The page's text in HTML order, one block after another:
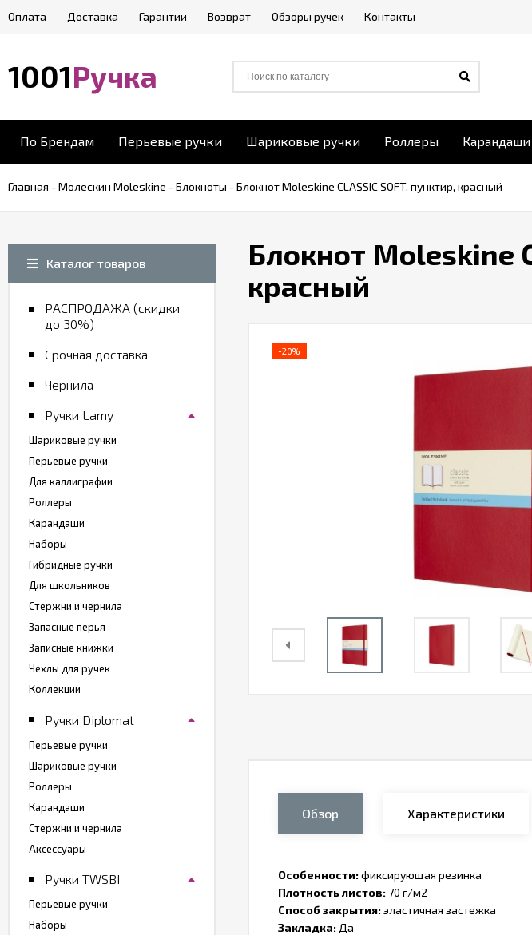
Оплата Доставка Гарантии Возврат Обзоры ручек Контакты
1001Ручка
По Брендам Перьевые ручки Шариковые ручки Роллеры Карандаши
Главная -Молескин Moleskine -Блокноты -Блокнот Moleskine CLASSIC SOFT, пунктир, красный
Блокнот Moleskine
красный
-20%
Обзор Характеристики
Особенности:фиксирующая резинка
Плотность листов: 70 г/м2
Способ закрытия:эластичная застежка
Закладка: Да
Каталог товаров
РАСПРОДАЖА (скидки
до 30%)
Срочная доставка
Чернила
Ручки Lamy
Шариковые ручки
Перьевые ручки
Для каллиграфии
Роллеры
Карандаши
Наборы
Гибридные ручки
Для школьников
Стержни и чернила
Запасные перья
Записные книжки
Чехлы для ручек
Коллекции
Ручки Diplomat
Перьевые ручки
Шариковые ручки
Роллеры
Карандаши
Стержни и чернила
Аксессуары
Ручки TWSBI
Перьевые ручки
Наборы